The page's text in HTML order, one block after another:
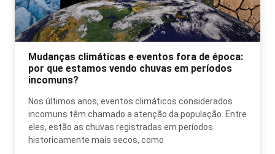
Mudanças climáticas e eventos fora de época:
por que estamos vendo chuvas em períodos
incomuns?
Nos últimos anos, eventos climáticos considerados
incomuns têm chamado a atenção da população. Entre
eles, estão as chuvas registradas em períodos
historicamente mais secos, como